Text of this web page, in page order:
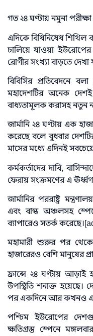
গত ২৪ ঘণ্টায় নমুনা
এদিকে বিধিনিষেধ শিথিল
চালিয়ে যাওয়া
রোগীর সংখ্যা বাড়তে দেখা
বিবিসির প্রতিবেদনে
মহাদেশটির অনেক
বাধ্যতামূলক করাসহ নতুন
জার্মানি ২৪ ঘণ্টায় এক
করেছে বলে বুধবার
মাসের মধ্যে এদিনই
কর্মকর্তাদের দাবি,
ফেরায় সংক্রমণের এ
জার্মানির পররাষ্ট্র
এবং বাস্ক অঞ্চলসহ
ব্যাপারেও সতর্ক
মহামারী শুরুর পর থেকে
হাজারেরও বেশি মানুষের
ফ্রান্সে ২৪ ঘণ্টায় আড়াই
উপস্থিতি শনাক্ত হয়েছে।
পর একদিনে আর কখনও এত
পশ্চিম ইউরোপের
ক্ষতিগ্রস্ত স্পেনে